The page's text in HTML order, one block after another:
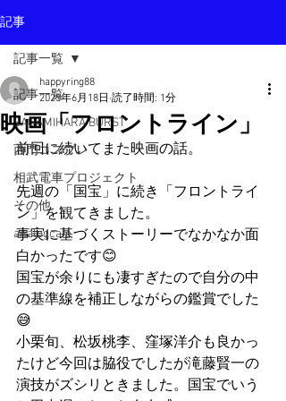
記事
記事一覧
SAGAMIHARA BURST
西門コスプレ
相武電車プロジェクト
その他
analogcafe
記事一覧
映画「フロントライン」
happyring88
2025年6月18日 読了時間: 1分
前回に続いてまた映画の話。
先週の「国宝」に続き「フロントライ
ン」を観てきました。
事実に基づくストーリーでなかなか面
白かったです😊
国宝が余りにも凄すぎたので自分の中
の基準線を補正しながらの鑑賞でした
😅
小栗旬、松坂桃李、窪塚洋介も良かっ
たけど今回は脇役でしたが滝藤賢一の
演技がズシリときました。国宝でいう